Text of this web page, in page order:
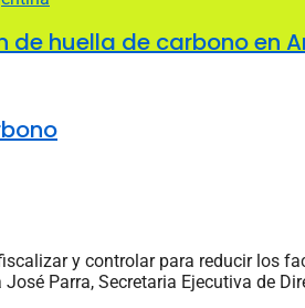
huella de carbono en
y controlar para reducir los
Parra, Secretaria Ejecutiva de